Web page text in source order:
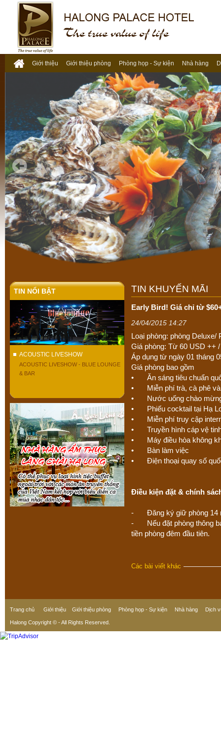
Giới thiệu Giới thiệu phòng Phòng họp - Sự kiện Nhà hàng
TIN NỔI BẬT
ACOUSTIC LIVESHOW
ACOUSTIC LIVESHOW - BLUE LOUNGE
& BAR
TIN KHUYẾN MÃI
Early Bird! Giá chỉ từ
24/04/2015 14:27
Loại phòng: phòng Deluxe/
Giá phòng: Từ 60 USD ++
Áp dụng từ ngày 01 tháng
Giá phòng bao gồm
•
Ăn sáng tiêu chuẩn
•
Miễn phí trà, cà phê
•
Nước uống chào
•
Phiếu cocktail tại Hạ
•
Miễn phí truy cập
•
Truyền hình cáp vệ
•
Máy điều hòa không
•
Bàn làm việc
•
Điện thoại quay số
Điều kiện đặt & chính
-
Đăng ký giữ phòng 14
-
Nếu đặt phòng thông
tiền phòng đêm đầu tiên.
Các bài viết khác
Trang chủ Giới thiệu Giới thiệu phòng Phòng họp - Sự kiện Nhà hàng Dịch
Halong Copyright © - All Rights Reserved.